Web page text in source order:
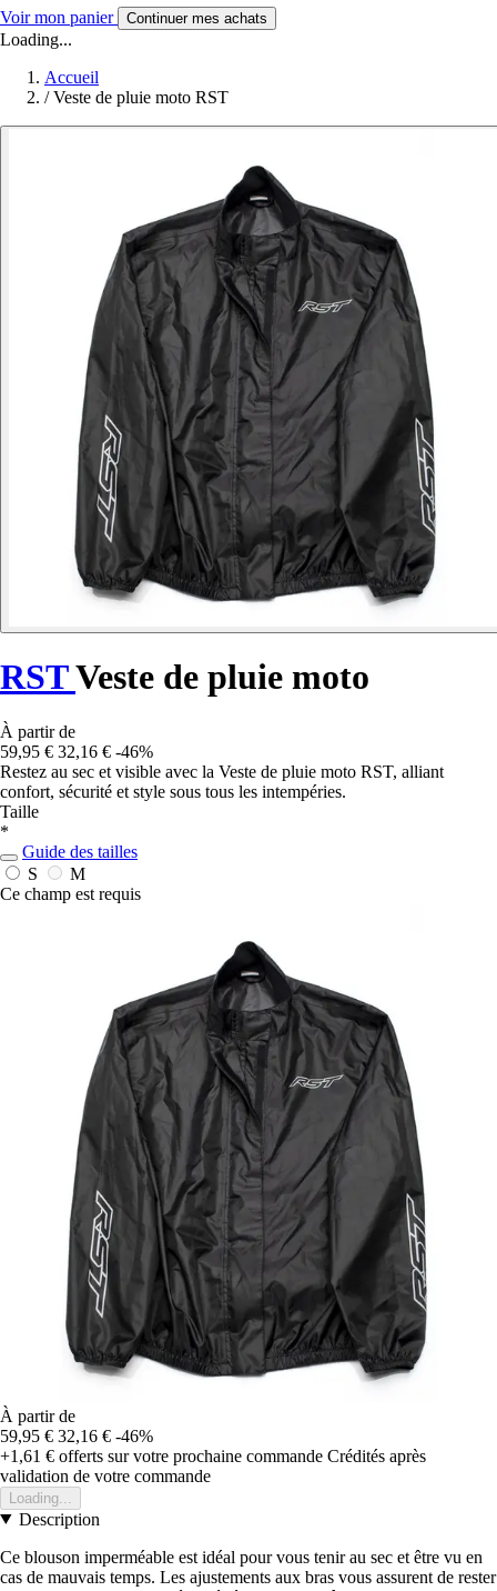
Voir mon panier Continuer mes achats
Loading...
Accueil
/ Veste de pluie moto RST
RSTVeste de pluie moto
À partir de
59,95 € 32,16 € -46%
Restez au sec et visible avec la Veste de pluie moto RST, alliant
confort, sécurité et style sous tous les intempéries.
Taille
*
Guide des tailles
S
M
Ce champ est requis
À partir de
59,95 € 32,16 € -46%
+1,61 € offerts sur votre prochaine commande Crédités après
validation de votre commande
Loading...
Description
Ce blouson imperméable est idéal pour vous tenir au sec et être vu en
cas de mauvais temps. Les ajustements aux bras vous assurent de rester